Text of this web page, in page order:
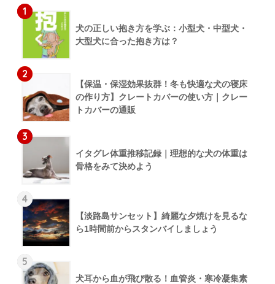
1
犬の正しい抱き方を学ぶ：小型犬・中型犬・
大型犬に合った抱き方は？
2
【保温・保湿効果抜群！冬も快適な犬の寝床
の作り方】クレートカバーの使い方｜クレー
トカバーの通販
3
イタグレ体重推移記録｜理想的な犬の体重は
骨格をみて決めよう
4
【淡路島サンセット】綺麗な夕焼けを見るな
ら1時間前からスタンバイしましょう
5
犬耳から血が飛び散る！血管炎・寒冷凝集素